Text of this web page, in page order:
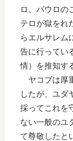
ロ、パウロの
テロが獄をれ
らエルサレム
告に行ってい
情）を推知す
ヤコブは厚
したが、ユダ
採ってこれを
ない一般のユ
て尊敬したと